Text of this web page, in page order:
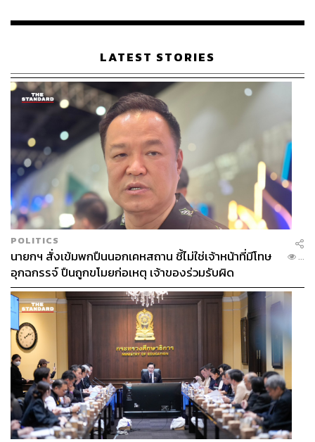
เรือนไทยที่ถูกซุกไว้
LATEST STORIES
POLITICS
นายกฯ สั่งเข้มพกปืนนอกเคหสถาน ชี้ไม่ใช่เจ้าหน้าที่มีโทษ
อุกฉกรรจ์ ปืนถูกขโมยก่อเหตุ เจ้าของร่วมรับผิด
...